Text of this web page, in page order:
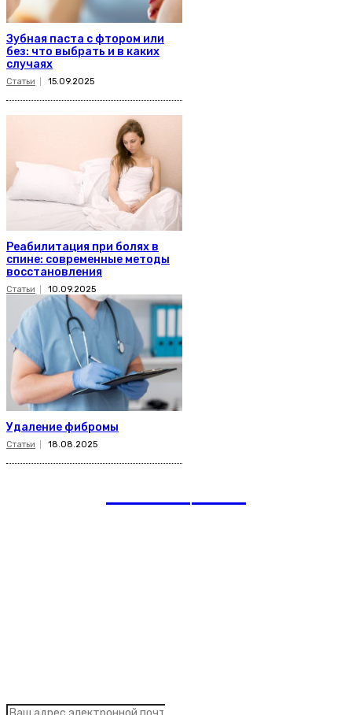
Зубная паста с фтором или
без: что выбрать и в каких
случаях
Статьи 15.09.2025
Реабилитация при болях в
спине: современные методы
восстановления
Статьи 10.09.2025
Удаление фибромы
Статьи 18.08.2025